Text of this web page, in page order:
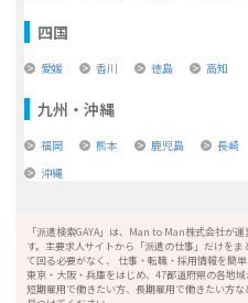
四国
愛媛 香川 徳島 高知
九州・沖縄
福岡 熊本 鹿児島 長崎
沖縄
「派遣検索GAYA」は、Man to Man株式会社が
す。主要求人サイトから「派遣の仕事」だけを
て回る必要がなく、 仕事・転職・採用情報を簡単
東京・大阪・兵庫をはじめ、47都道府県の各地
短期雇用で働きたい方、長期雇用で働きたい方